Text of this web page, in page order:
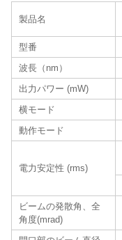
製品名
型番
波長（nm）
出力パワー (mW)
横モード
動作モード
電力安定性 (rms)
ビームの発散角、全
角度(mrad)